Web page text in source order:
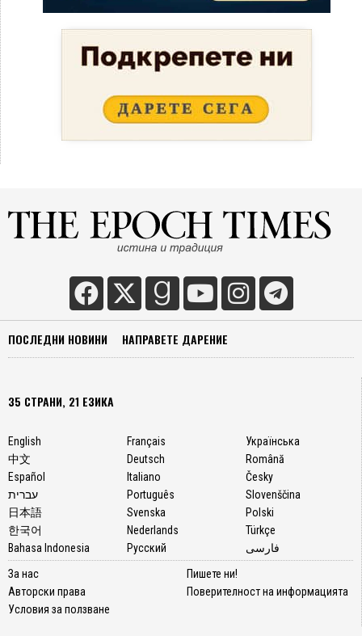
ПОСЛЕДНИ НОВИНИ НАПРАВЕТЕ ДАРЕНИЕ
35 СТРАНИ, 21 ЕЗИКА
English
中文
Español
עברית
日本語
한국어
Bahasa Indonesia
Français
Deutsch
Italiano
Português
Svenska
Nederlands
Русский
Українська
Română
Česky
Slovenščina
Polski
Türkçe
فارسی
За нас
Авторски права
Условия за ползване
Пишете ни!
Поверителност на информацията